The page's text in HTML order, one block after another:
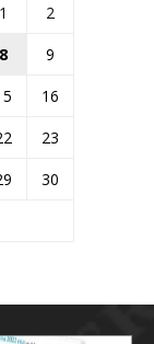
1
2
8
9
16
23
30